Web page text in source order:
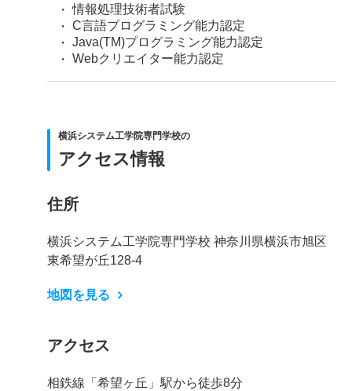
情報処理技術者試験
C言語プログラミング能力認定
Java(TM)プログラミング能力認定
Webクリエイター能力認定
横浜システム工学院専門学校の
アクセス情報
住所
横浜システム工学院専門学校 神奈川県横浜市旭区
東希望が丘128-4
地図を見る
アクセス
相鉄線「希望ヶ丘」駅から徒歩8分